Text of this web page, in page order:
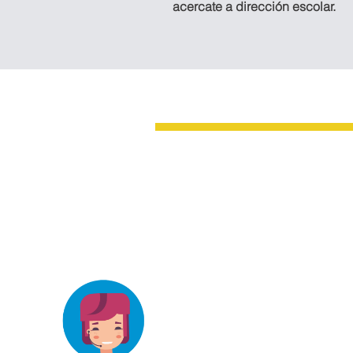
acercate a dirección escolar.